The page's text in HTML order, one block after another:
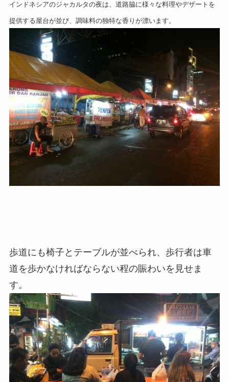
インドネシアのジャカルタの夜は、道路脇に様々な料理やデザートを
提供する屋台が並び、調味料の独特な香りが漂います。
歩道にも椅子とテーブルが並べられ、歩行者は車
道を歩かなければならない程の賑わいを見せま
す。